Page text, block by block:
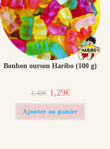
!
Bonbon ourson Haribo (100 g)
1,49€ Le
prix
initial
était :
1,49€.
1,29€Le
prix
actuel
est :
1,29€.
Ajouter au panier